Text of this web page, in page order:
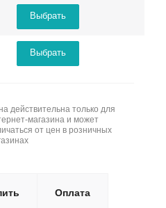
Выбрать
Выбрать
действительна только для
магазина и может
от цен в розничных
Оплата